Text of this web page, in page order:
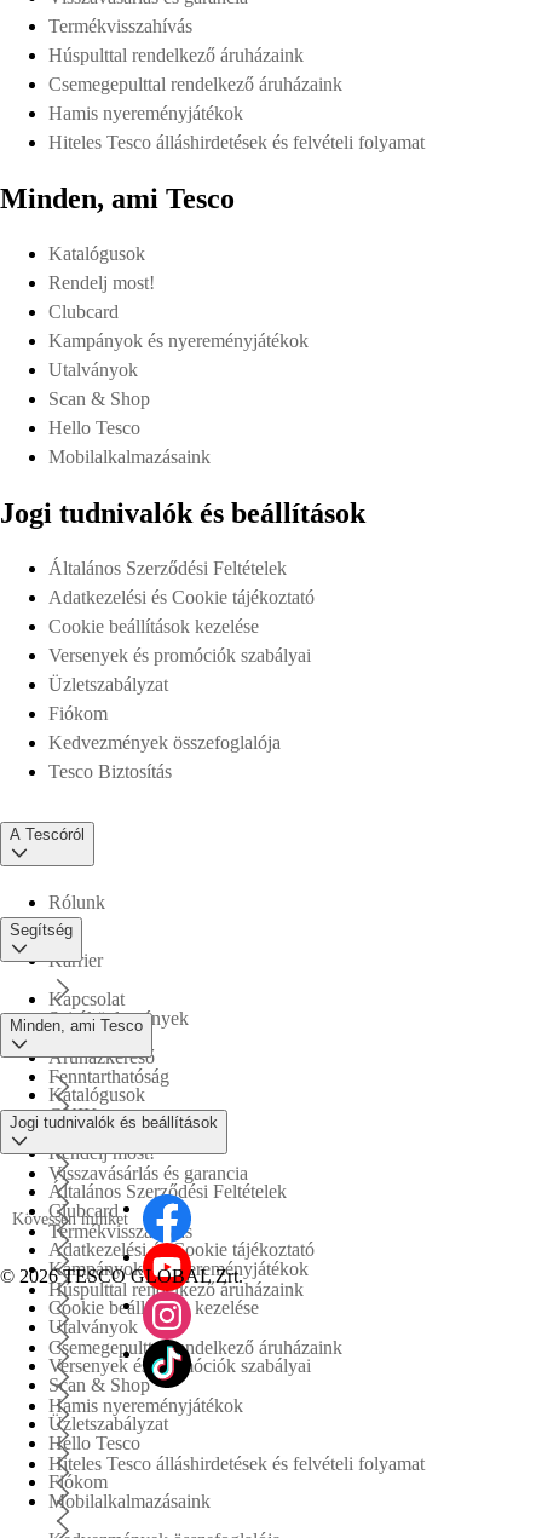
Termékvisszahívás
Húspulttal rendelkező áruházaink
Csemegepulttal rendelkező áruházaink
Hamis nyereményjátékok
Hiteles Tesco álláshirdetések és felvételi folyamat
Minden, ami Tesco
Katalógusok
Rendelj most!
Clubcard
Kampányok és nyereményjátékok
Utalványok
Scan & Shop
Hello Tesco
Mobilalkalmazásaink
Jogi tudnivalók és beállítások
Általános Szerződési Feltételek
Adatkezelési és Cookie tájékoztató
Cookie beállítások kezelése
Versenyek és promóciók szabályai
Üzletszabályzat
Fiókom
Kedvezmények összefoglalója
Tesco Biztosítás
A Tescóról
Rólunk
Karrier
Sajtóközlemények
Fenntarthatóság
Tesco PLC
Segítség
Kapcsolat
Áruházkereső
GYIK
Visszavásárlás és garancia
Termékvisszahívás
Húspulttal rendelkező áruházaink
Csemegepulttal rendelkező áruházaink
Hamis nyereményjátékok
Hiteles Tesco álláshirdetések és felvételi folyamat
Minden, ami Tesco
Katalógusok
Rendelj most!
Clubcard
Kampányok és nyereményjátékok
Utalványok
Scan & Shop
Hello Tesco
Mobilalkalmazásaink
Jogi tudnivalók és beállítások
Általános Szerződési Feltételek
Adatkezelési és Cookie tájékoztató
Cookie beállítások kezelése
Versenyek és promóciók szabályai
Üzletszabályzat
Fiókom
Kövessen minket
© 2026 TESCO GLOBAL Zrt.